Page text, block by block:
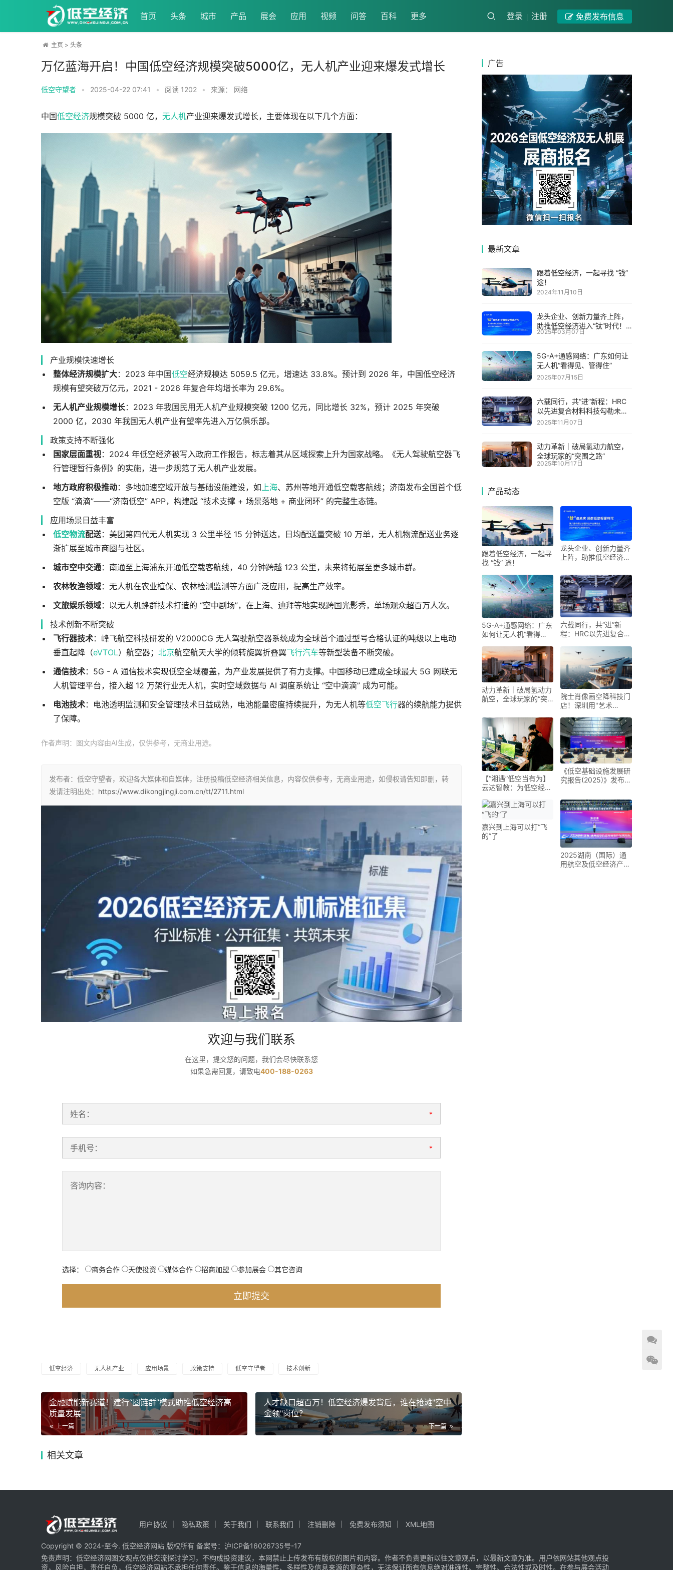
首页 头条 城市 产品 展会 应用 视频 问答 百科 更多 登录 注册 免费发布信息
主页 > 头条
万亿蓝海开启！中国低空经济规模突破5000亿，无人机产业迎来爆发式增长
低空守望者 • 2025-04-22 07:41 • 阅读 1202 • 来源： 网络
中国低空经济规模突破 5000 亿， 无人机产业迎来爆发式增长，主要体现在以下几个方面：
产业规模快速增长
整体经济规模扩大：2023 年中国低空经济规模达 5059.5 亿元，增速达 33.8%。预计到 2026 年，中国低空经济
规模有望突破万亿元，2021 - 2026 年复合年均增长率为 29.6%。
无人机产业规模增长：2023 年我国民用无人机产业规模突破 1200 亿元，同比增长 32%，预计 2025 年突破
2000 亿，2030 年我国无人机产业有望率先进入万亿俱乐部。
政策支持不断强化
国家层面重视：2024 年低空经济被写入政府工作报告，标志着其从区域探索上升为国家战略。《无人驾驶航空器飞
行管理暂行条例》的实施，进一步规范了无人机产业发展。
地方政府积极推动：多地加速空域开放与基础设施建设，如上海、苏州等地开通低空载客航线；济南发布全国首个低
空版 “滴滴”——“济南低空” APP，构建起 “技术支撑 + 场景落地 + 商业闭环” 的完整生态链。
应用场景日益丰富
低空物流配送：美团第四代无人机实现 3 公里半径 15 分钟送达，日均配送量突破 10 万单，无人机物流配送业务逐
渐扩展至城市商圈与社区。
城市空中交通：南通至上海浦东开通低空载客航线，40 分钟跨越 123 公里，未来将拓展至更多城市群。
农林牧渔领域：无人机在农业植保、农林检测监测等方面广泛应用，提高生产效率。
文旅娱乐领域：以无人机蜂群技术打造的 “空中剧场”，在上海、迪拜等地实现跨国光影秀，单场观众超百万人次。
技术创新不断突破
飞行器技术：峰飞航空科技研发的 V2000CG 无人驾驶航空器系统成为全球首个通过型号合格认证的吨级以上电动
垂直起降（eVTOL）航空器； 北京航空航天大学的倾转旋翼折叠翼飞行汽车等新型装备不断突破。
通信技术：5G - A 通信技术实现低空全域覆盖，为产业发展提供了有力支撑。中国移动已建成全球最大 5G 网联无
人机管理平台，接入超 12 万架行业无人机，实时空域数据与 AI 调度系统让 “空中滴滴” 成为可能。
电池技术：电池透明监测和安全管理技术日益成熟，电池能量密度持续提升，为无人机等低空飞行器的续航能力提供
了保障。
作者声明：图文内容由AI生成，仅供参考，无商业用途。
发布者：低空守望者，欢迎各大媒体和自媒体，注册投稿低空经济相关信息，内容仅供参考，无商业用途，如侵权请告知即删，转
发请注明出处： https://www.dikongjingji.com.cn/tt/2711.html
欢迎与我们联系
在这里，提交您的问题，我们会尽快联系您
如果急需回复，请致电400-188-0263
姓名： *
手机号： *
咨询内容：
选择： 商务合作 天使投资 媒体合作 招商加盟 参加展会 其它咨询
低空经济 无人机产业 应用场景 政策支持 低空守望者 技术创新
金融赋能新赛道！建行“圈链群”模式助推低空经济高
质量发展
上一篇
人才缺口超百万！低空经济爆发背后，谁在抢滩"空中
金领"岗位？
下一篇
相关文章
广告
最新文章
跟着低空经济，一起寻找 “钱”
途！
2024年11月10日
龙头企业、创新力量齐上阵，
助推低空经济进入“钛”时代！
第六届中国钛谷国际钛产业博
2025年03月07日
5G-A+通感网络：广东如何让
无人机“看得见、管得住”
2025年07月15日
六载同行，共“进”新程：HRC
以先进复合材料科技勾勒未来
出行新图景
2025年11月07日
动力革新｜破局氢动力航空，
全球玩家的“突围之路”
2025年10月17日
产品动态
跟着低空经济，一起寻
找 “钱” 途！
龙头企业、创新力量齐
上阵，助推低空经济进
国钛谷国际钛产业博览
会将于下月在宝鸡举
5G-A+通感网络：广东
如何让无人机“看得
六载同行，共“进”新
程：HRC以先进复合材
图景
动力革新｜破局氢动力
航空，全球玩家的“突
院士肖像画空降科技门
店！深圳用"艺术
【“湘遇”低空当有为】
云达智教：为低空经济
《低空基础设施发展研
究报告(2025)》发布
施建设的战略机遇期
嘉兴到上海可以打“飞
的”了
2025湖南（国际）通
用航空及低空经济产业
用户协议 隐私政策 关于我们 联系我们 注销删除 免费发布须知 XML地图
Copyright © 2024-至今. 低空经济网站 版权所有 备案号： 沪ICP备16026735号-17
免责声明：低空经济网图文观点仅供交流探讨学习，不构成投资建议，本网禁止上传发布有版权的图片和内容。作者不负责更新以往文章观点，以最新文章为准。用户依网站其他观点投
资，风险自担，责任自负，低空经济网站不承担任何责任。鉴于信息的海量性、多样性及信息来源的复杂性，无法保证所有信息绝对准确性、完整性、合法性或及时性。在参与展会活动